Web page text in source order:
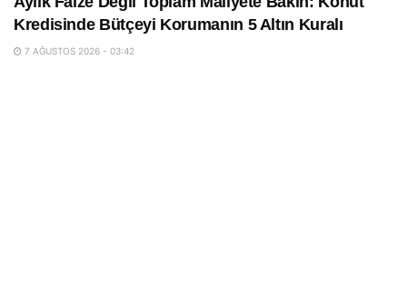
Kredisinde Bütçeyi Korumanın 5 Altın Kuralı
7 AĞUSTOS 2026 - 03:42